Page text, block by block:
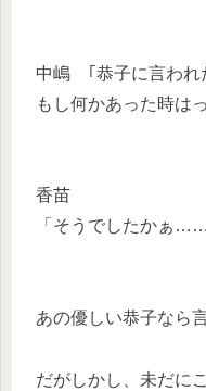
中嶋 ｢恭子に言われ
もし何かあった時は
香苗
「そうでしたかぁ……
あの優しい恭子なら
だがしかし、未だに